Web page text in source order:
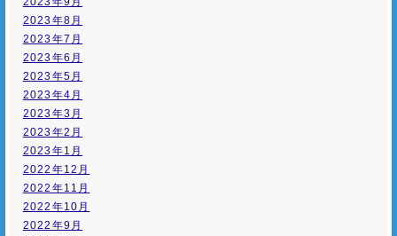
2023年8月
2023年7月
2023年6月
2023年5月
2023年4月
2023年3月
2023年2月
2023年1月
2022年12月
2022年11月
2022年10月
2022年9月